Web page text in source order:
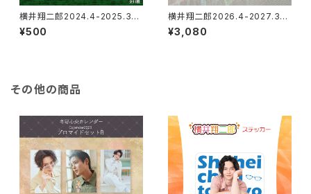
横井翔二郎2024.4-2025.3カ
レンダースクエアアクリルバッジ
（ランダム）
¥500
横井翔二郎2026.4-2027.3カ
レンダー（卓上）
¥3,080
その他の商品